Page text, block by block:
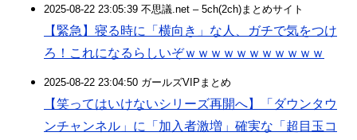
2025-08-22 23:05:39 不思議.net – 5ch(2ch)まとめサイト
【緊急】寝る時に「横向き」な人、ガチで気をつけ
ろ！これになるらしいぞｗｗｗｗｗｗｗｗｗｗｗ
2025-08-22 23:04:50 ガールズVIPまとめ
【笑ってはいけないシリーズ再開へ】「ダウンタウ
ンチャンネル」に「加入者激増」確実な「超目玉コ